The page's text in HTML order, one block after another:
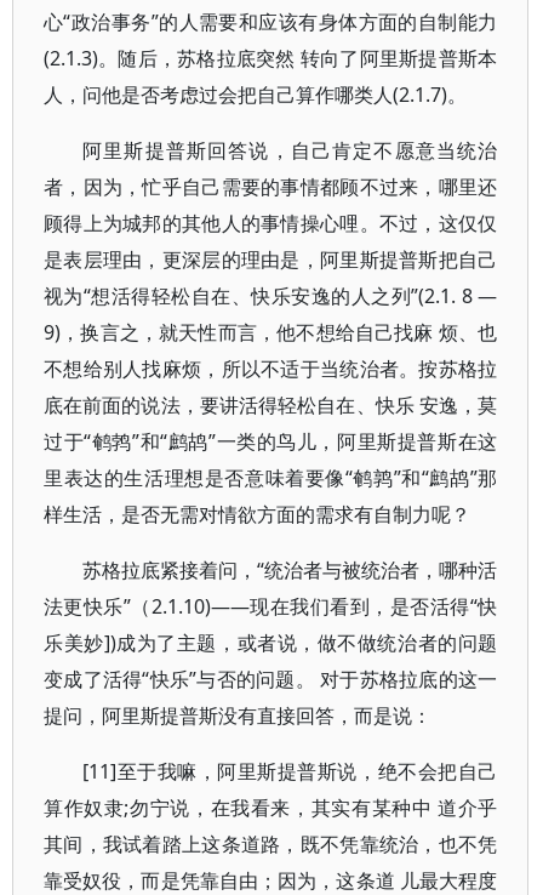
心“政治事务”的人需要和应该有身体方面的自制能力
(2.1.3)。随后，苏格拉底突然 转向了阿里斯提普斯本
人，问他是否考虑过会把自己算作哪类人(2.1.7)。
阿里斯提普斯回答说，自己肯定不愿意当统治
者，因为，忙乎自己需要的事情都顾不过来，哪里还
顾得上为城邦的其他人的事情操心哩。不过，这仅仅
是表层理由，更深层的理由是，阿里斯提普斯把自己
视为“想活得轻松自在、快乐安逸的人之列”(2.1. 8 —
9)，换言之，就天性而言，他不想给自己找麻 烦、也
不想给别人找麻烦，所以不适于当统治者。按苏格拉
底在前面的说法，要讲活得轻松自在、快乐 安逸，莫
过于“鹌鹁”和“鹧鸪”一类的鸟儿，阿里斯提普斯在这
里表达的生活理想是否意味着要像“鹌鹑”和“鹧鸪”那
样生活，是否无需对情欲方面的需求有自制力呢？
苏格拉底紧接着问，“统治者与被统治者，哪种活
法更快乐”（2.1.10)——现在我们看到，是否活得“快
乐美妙])成为了主题，或者说，做不做统治者的问题
变成了活得“快乐”与否的问题。 对于苏格拉底的这一
提问，阿里斯提普斯没有直接回答，而是说：
[11]至于我嘛，阿里斯提普斯说，绝不会把自己
算作奴隶;勿宁说，在我看来，其实有某种中 道介乎
其间，我试着踏上这条道路，既不凭靠统治，也不凭
靠受奴役，而是凭靠自由；因为，这条道 儿最大程度